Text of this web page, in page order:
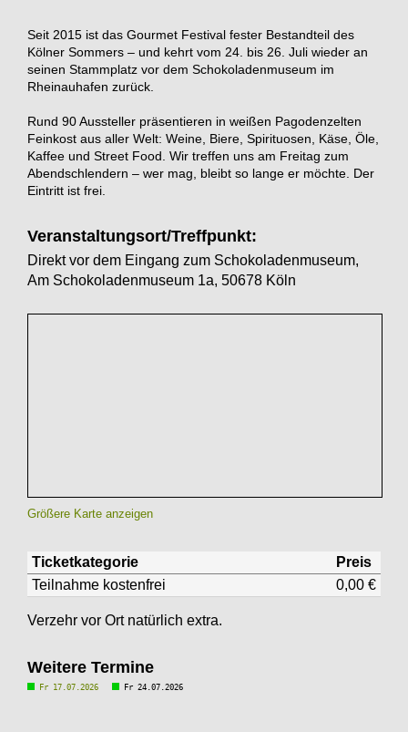
Seit 2015 ist das Gourmet Festival fester Bestandteil des
Kölner Sommers – und kehrt vom 24. bis 26. Juli wieder an
seinen Stammplatz vor dem Schokoladenmuseum im
Rheinauhafen zurück.
Rund 90 Aussteller präsentieren in weißen Pagodenzelten
Feinkost aus aller Welt: Weine, Biere, Spirituosen, Käse, Öle,
Kaffee und Street Food. Wir treffen uns am Freitag zum
Abendschlendern – wer mag, bleibt so lange er möchte. Der
Eintritt ist frei.
Veranstaltungsort/Treffpunkt:
Direkt vor dem Eingang zum Schokoladenmuseum,
Am Schokoladenmuseum 1a, 50678 Köln
Größere Karte anzeigen
Ticketkategorie
Preis
Teilnahme kostenfrei
0,00 €
Verzehr vor Ort natürlich extra.
Weitere Termine
Fr 17.07.2026 Fr 24.07.2026